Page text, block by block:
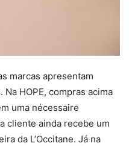
marcas apresentam
HOPE, compras acima
uma nécessaire
cliente ainda recebe um
da L’Occitane. Já na